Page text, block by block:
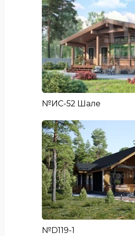
№ИС-52 Шале
№D119-1